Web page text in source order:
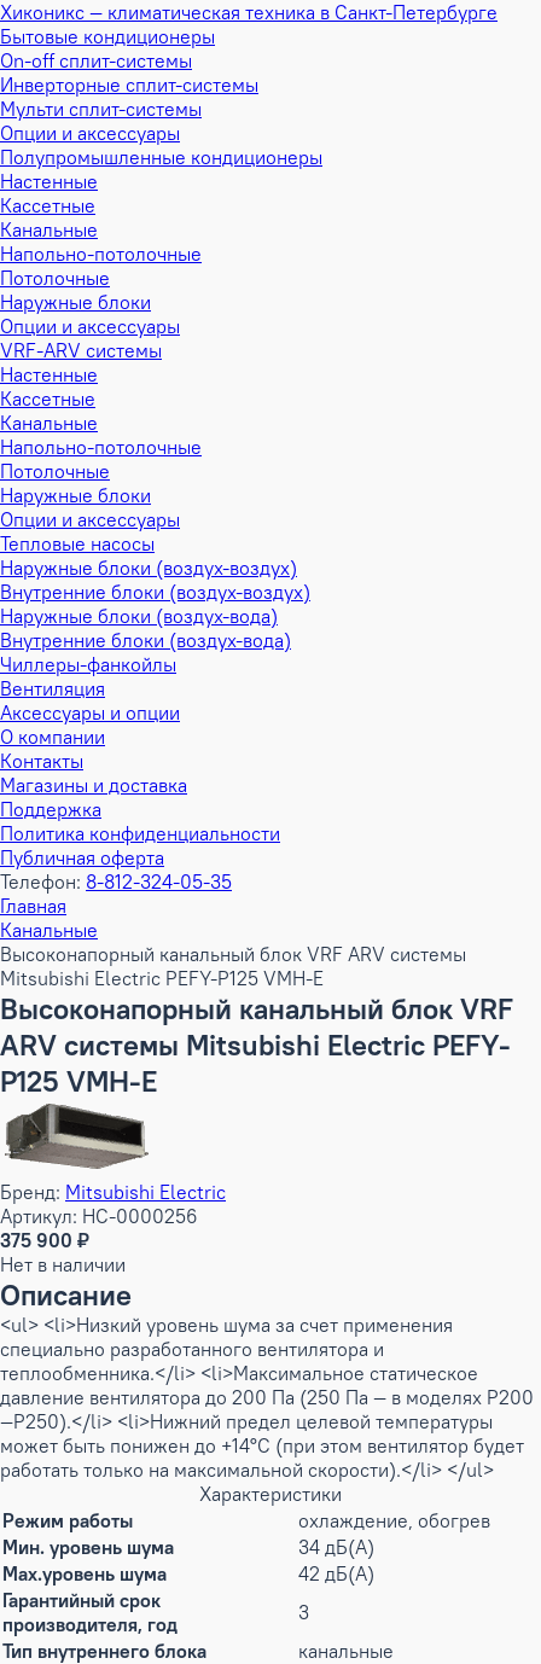
Хиконикс — климатическая техника в Санкт-Петербурге
Бытовые кондиционеры
On-off сплит-системы
Инверторные сплит-системы
Мульти сплит-системы
Опции и аксессуары
Полупромышленные кондиционеры
Настенные
Кассетные
Канальные
Напольно-потолочные
Потолочные
Наружные блоки
Опции и аксессуары
VRF-ARV системы
Настенные
Кассетные
Канальные
Напольно-потолочные
Потолочные
Наружные блоки
Опции и аксессуары
Тепловые насосы
Наружные блоки (воздух-воздух)
Внутренние блоки (воздух-воздух)
Наружные блоки (воздух-вода)
Внутренние блоки (воздух-вода)
Чиллеры-фанкойлы
Вентиляция
Аксессуары и опции
О компании
Контакты
Магазины и доставка
Поддержка
Политика конфиденциальности
Публичная оферта
Телефон: 8-812-324-05-35
Главная
Канальные
Высоконапорный канальный блок VRF ARV системы
Mitsubishi Electric PEFY-P125 VMH-E
Высоконапорный канальный блок VRF
ARV системы Mitsubishi Electric PEFY-
P125 VMH-E
Бренд: Mitsubishi Electric
Артикул: НС-0000256
375 900 ₽
Нет в наличии
Описание
<ul> <li>Низкий уровень шума за счет применения
специально разработанного вентилятора и
теплообменника.</li> <li>Максимальное статическое
давление вентилятора до 200 Па (250 Па — в моделях Р200
—Р250).</li> <li>Нижний предел целевой температуры
может быть понижен до +14°C (при этом вентилятор будет
работать только на максимальной скорости).</li> </ul>
Характеристики
Режим работы
охлаждение, обогрев
Мин. уровень шума
34 дБ(А)
Max.уровень шума
42 дБ(А)
Гарантийный срок
производителя, год
3
Тип внутреннего блока
канальные